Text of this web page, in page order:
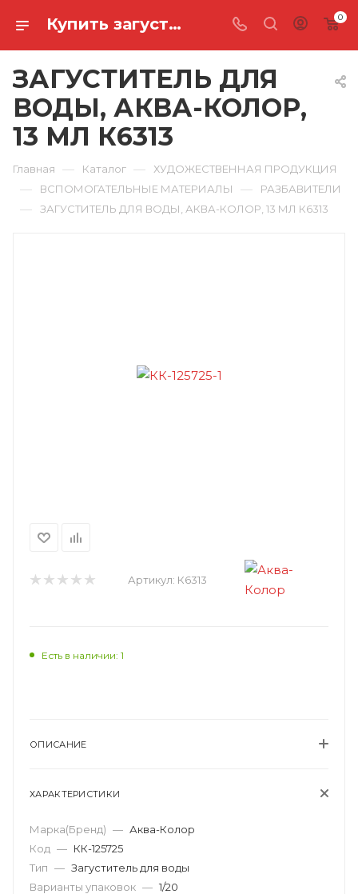
Купить загуститель для воды, аква-колор, 13 мл К6313 в Ростове-на-Дону 0
ЗАГУСТИТЕЛЬ ДЛЯ
ВОДЫ, АКВА-КОЛОР,
13 МЛ К6313
Главная — Каталог — ХУДОЖЕСТВЕННАЯ ПРОДУКЦИЯ
— ВСПОМОГАТЕЛЬНЫЕ МАТЕРИАЛЫ — РАЗБАВИТЕЛИ
— ЗАГУСТИТЕЛЬ ДЛЯ ВОДЫ, АКВА-КОЛОР, 13 МЛ К6313
Артикул: К6313
Есть в наличии: 1
ОПИСАНИЕ
ХАРАКТЕРИСТИКИ
Марка(Бренд) — Аква-Колор
Код — КК-125725
Тип — Загуститель для воды
Варианты упаковок — 1/20